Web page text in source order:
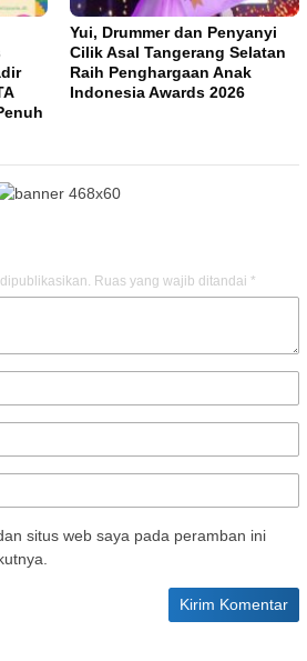
Yui, Drummer dan Penyanyi
Cilik Asal Tangerang Selatan
Raih Penghargaan Anak
Indonesia Awards 2026
Ruas yang wajib ditandai *
situs web saya pada peramban ini